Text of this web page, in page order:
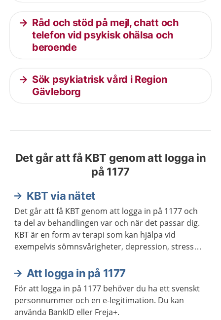
Råd och stöd på mejl, chatt och
telefon vid psykisk ohälsa och
beroende
Sök psykiatrisk vård i Region
Gävleborg
Det går att få KBT genom att logga in
på 1177
KBT via nätet
Det går att få KBT genom att logga in på 1177 och
ta del av behandlingen var och när det passar dig.
KBT är en form av terapi som kan hjälpa vid
exempelvis sömnsvårigheter, depression, stress
Att logga in på 1177
För att logga in på 1177 behöver du ha ett svenskt
personnummer och en e-legitimation. Du kan
använda BankID eller Freja+.